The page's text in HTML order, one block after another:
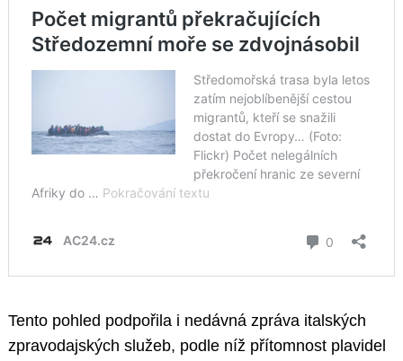
Tento pohled podpořila i nedávná zpráva italských
zpravodajských služeb, podle níž přítomnost plavidel